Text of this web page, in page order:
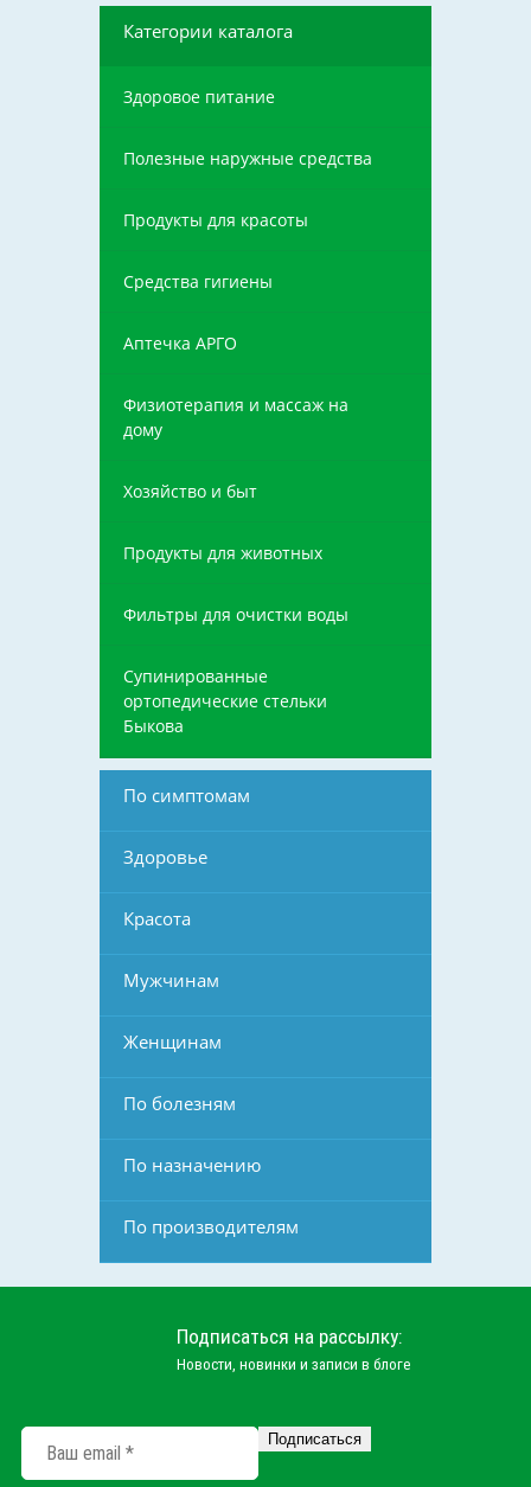
Категории каталога
Здоровое питание
Полезные наружные средства
Продукты для красоты
Средства гигиены
Аптечка АРГО
Физиотерапия и массаж на
дому
Хозяйство и быт
Продукты для животных
Фильтры для очистки воды
Супинированные
ортопедические стельки
Быкова
По симптомам
Здоровье
Красота
Мужчинам
Женщинам
По болезням
По назначению
По производителям
Подписаться на рассылку:
Новости, новинки и записи в блоге